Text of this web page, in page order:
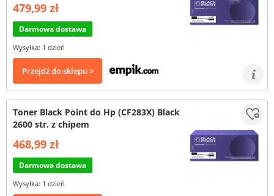
479,99 zł
Darmowa dostawa
Wysyłka: 1 dzień
Przejdź do sklepu >
Toner Black Point do Hp (CF283X) Black
2600 str. z chipem
468,99 zł
Darmowa dostawa
Wysyłka: 1 dzień